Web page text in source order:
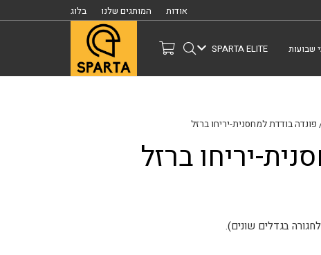
אודות המותגים שלנו בלוג
שבועות SPARTA ELITE
בודדת למחסנית-יריחו ברזל
יריחו ברזל